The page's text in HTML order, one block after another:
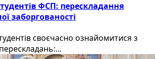
ФСП: перескладання
заборгованості
своєчасно ознайомитися з